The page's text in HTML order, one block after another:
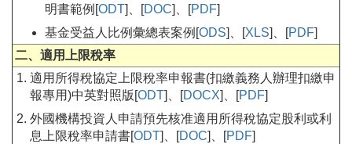
明書範例[ODT]、[DOC]、[PDF]
基金受益人比例彙總表案例[ODS]、[XLS]、[PDF]
二、適用上限稅率
適用所得稅協定上限稅率申報書(扣繳義務人辦理扣繳申
報專用)中英對照版[ODT]、[DOCX]、[PDF]
外國機構投資人申請預先核准適用所得稅協定股利或利
息上限稅率申請書[ODT]、[DOC]、[PDF]